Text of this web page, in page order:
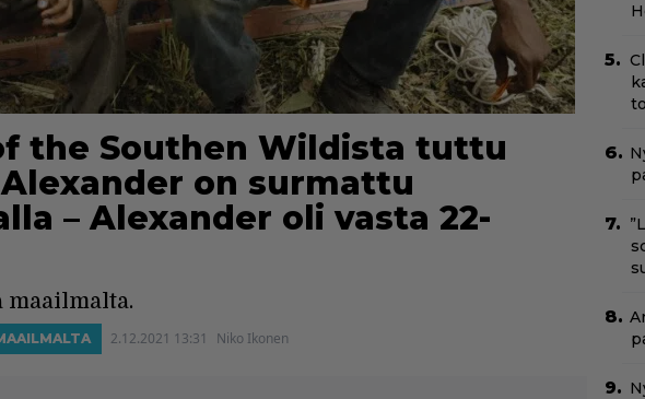
the Southen Wildista tuttu
on surmattu
– Alexander oli vasta 22-
2.12.2021 13:31 Niko Ikonen